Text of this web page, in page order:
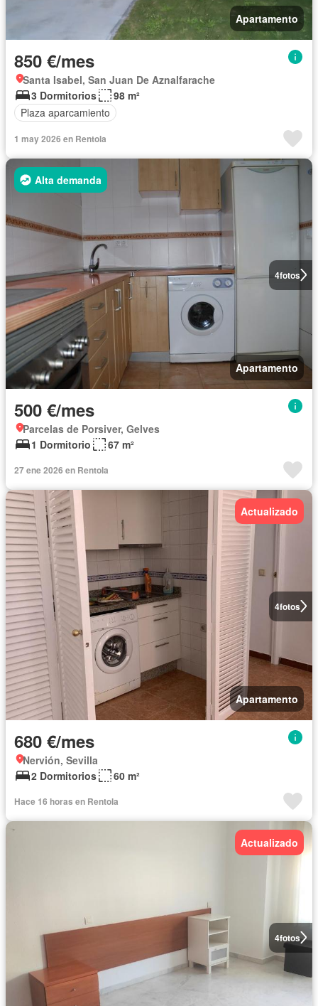
Apartamento
850 €/mes
Santa Isabel, San Juan De Aznalfarache
3 Dormitorios
98 m²
Plaza aparcamiento
1 may 2026 en Rentola
4fotos
Alta demanda
Apartamento
500 €/mes
Parcelas de Porsiver, Gelves
1 Dormitorio
67 m²
27 ene 2026 en Rentola
4fotos
Actualizado
Apartamento
680 €/mes
Nervión, Sevilla
2 Dormitorios
60 m²
Hace 16 horas en Rentola
4fotos
Actualizado